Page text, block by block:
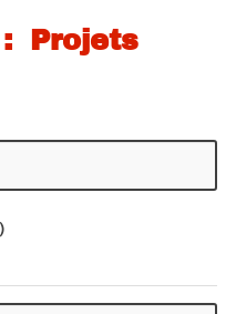
: Projets